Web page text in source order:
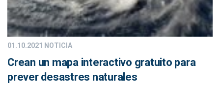
01.10.2021 NOTICIA
Crean un mapa interactivo gratuito para
prever desastres naturales